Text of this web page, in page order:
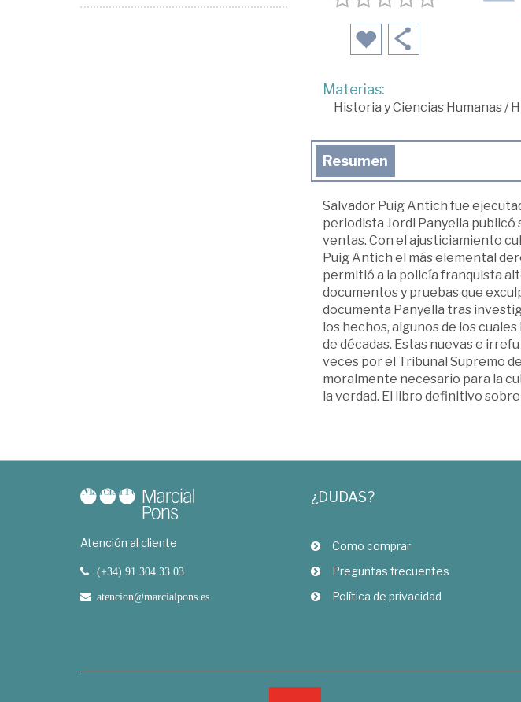
Materias:
Historia y Ciencias Humanas/
Resumen
Salvador Puig Antich fue
periodista Jordi Panyella
ventas. Con el ajusticiamiento
Puig Antich el más elemental
permitió a la policía franquista
documentos y pruebas que
documenta Panyella tras
los hechos, algunos de los
de décadas. Estas nuevas e
veces por el Tribunal Supremo
moralmente necesario para la
la verdad. El libro definitivo
Atención al cliente
(+34) 91 304 33 03
atencion@marcialpons.es
¿DUDAS?
Como comprar
Preguntas frecuentes
Política de privacidad